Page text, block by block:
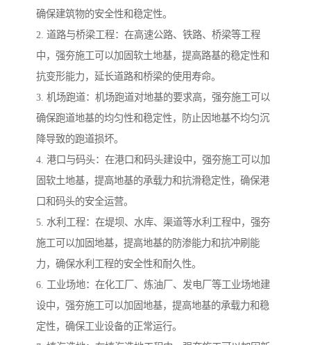
确保建筑物的安全性和稳定性。
2. 道路与桥梁工程：在高速公路、铁路、桥梁等工程
中，强夯施工可以加固软土地基，提高路基的稳定性和
抗变形能力，延长道路和桥梁的使用寿命。
3. 机场跑道：机场跑道对地基的要求高，强夯施工可以
确保跑道地基的均匀性和稳定性，防止因地基不均匀沉
降导致的跑道损坏。
4. 港口与码头：在港口和码头建设中，强夯施工可以加
固软土地基，提高地基的承载力和抗滑稳定性，确保港
口和码头的安全运营。
5. 水利工程：在堤坝、水库、渠道等水利工程中，强夯
施工可以加固地基，提高地基的防渗能力和抗冲刷能
力，确保水利工程的安全性和耐久性。
6. 工业场地：在化工厂、炼油厂、发电厂等工业场地建
设中，强夯施工可以加固地基，提高地基的承载力和稳
定性，确保工业设备的正常运行。